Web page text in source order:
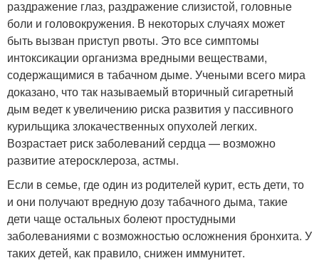
раздражение глаз, раздражение слизистой, головные
боли и головокружения. В некоторых случаях может
быть вызван приступ рвоты. Это все симптомы
интоксикации организма вредными веществами,
содержащимися в табачном дыме. Учеными всего мира
доказано, что так называемый вторичный сигаретный
дым ведет к увеличению риска развития у пассивного
курильщика злокачественных опухолей легких.
Возрастает риск заболеваний сердца — возможно
развитие атеросклероза, астмы.
Если в семье, где один из родителей курит, есть дети, то
и они получают вредную дозу табачного дыма, такие
дети чаще остальных болеют простудными
заболеваниями с возможностью осложнения бронхита. У
таких детей, как правило, снижен иммунитет.